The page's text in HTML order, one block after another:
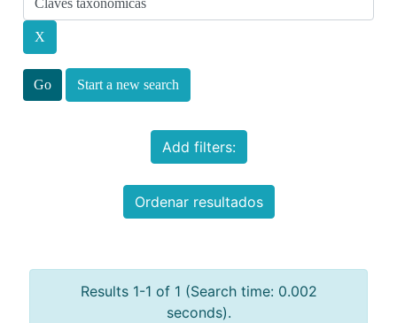
Start a new search
Add filters:
Ordenar resultados
Results 1-1 of 1 (Search time: 0.002
seconds).